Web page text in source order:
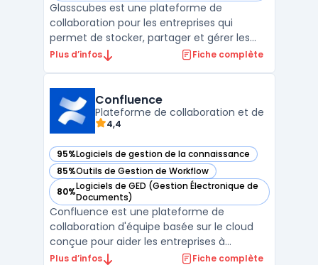
Glasscubes est une plateforme de
collaboration pour les entreprises qui
permet de stocker, partager et gérer les
documents en toute sécurité. Elle propose
projets, de tâches et de calendriers
partagés pour faciliter la com ...
Plus d’infos Fiche complète
Confluence
Plateforme de collaboration et de
4,4
95%Logiciels de gestion de la connaissance
— voir Confluence dans cette catégorie
85%Outils de Gestion de Workflow
— voir Confluence dans cette catégorie
80%Logiciels de GED (Gestion Électronique de
Documents)
— voir Confluence dans cette catégorie
Confluence est une plateforme de
collaboration d'équipe basée sur le cloud
conçue pour aider les entreprises à
organiser et à gérer leur contenu. Elle
Plus d’infos Fiche complète